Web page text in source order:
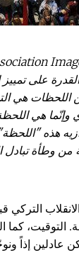
اللحظات هي
هي اللحظة
هذه
وطأة تبادل
التركي
التوقيت،
عادلين إذاً